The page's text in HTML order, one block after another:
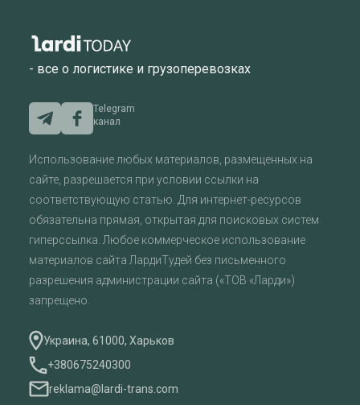
- все о логистике и грузоперевозках
Telegram
канал
Использование любых материалов, размещенных на
сайте, разрешается при условии ссылки на
соответствующую статью. Для интернет-ресурсов
обязательна прямая, открытая для поисковых систем
гиперссылка. Любое коммерческое использование
материалов сайта ЛардиТудей без письменного
разрешения администрации сайта («ТОВ «Ларди»)
запрещено.
Украина, 61000, Харьков
+380675240300
reklama@lardi-trans.com